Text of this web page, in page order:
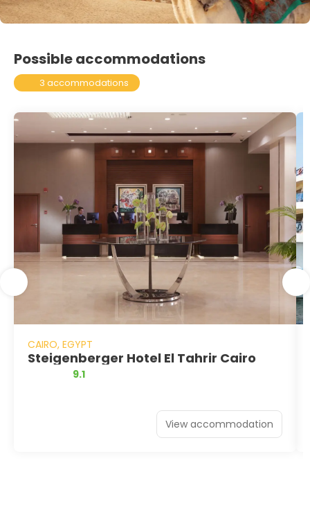
Possible accommodations
3 accommodations
CAIRO, EGYPT
Steigenberger Hotel El Tahrir Cairo
9.1
View accommodation